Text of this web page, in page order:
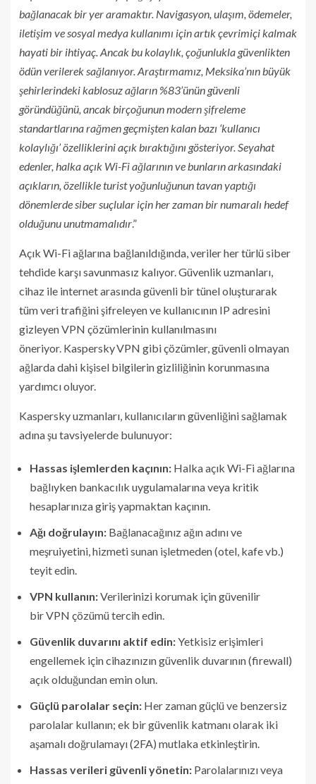
bağlanacak bir yer aramaktır. Navigasyon, ulaşım, ödemeler,
iletişim ve sosyal medya kullanımı için artık çevrimiçi kalmak
hayati bir ihtiyaç. Ancak bu kolaylık, çoğunlukla güvenlikten
ödün verilerek sağlanıyor. Araştırmamız, Meksika’nın büyük
şehirlerindeki kablosuz ağların %83’ünün güvenli
göründüğünü, ancak birçoğunun modern şifreleme
standartlarına rağmen geçmişten kalan bazı ‘kullanıcı
kolaylığı’ özelliklerini açık bıraktığını gösteriyor. Seyahat
edenler, halka açık Wi-Fi ağlarının ve bunların arkasındaki
açıkların, özellikle turist yoğunluğunun tavan yaptığı
dönemlerde siber suçlular için her zaman bir numaralı hedef
olduğunu unutmamalıdır.”
Açık Wi-Fi ağlarına bağlanıldığında, veriler her türlü siber
tehdide karşı savunmasız kalıyor. Güvenlik uzmanları,
cihaz ile internet arasında güvenli bir tünel oluşturarak
tüm veri trafiğini şifreleyen ve kullanıcının IP adresini
gizleyen VPN çözümlerinin kullanılmasını
öneriyor. Kaspersky VPN gibi çözümler, güvenli olmayan
ağlarda dahi kişisel bilgilerin gizliliğinin korunmasına
yardımcı oluyor.
Kaspersky uzmanları, kullanıcıların güvenliğini sağlamak
adına şu tavsiyelerde bulunuyor:
Hassas işlemlerden kaçının: Halka açık Wi-Fi ağlarına
bağlıyken bankacılık uygulamalarına veya kritik
hesaplarınıza giriş yapmaktan kaçının.
Ağı doğrulayın: Bağlanacağınız ağın adını ve
meşruiyetini, hizmeti sunan işletmeden (otel, kafe vb.)
teyit edin.
VPN kullanın:Verilerinizi korumak için güvenilir
bir VPN çözümü tercih edin.
Güvenlik duvarını aktif edin:Yetkisiz erişimleri
engellemek için cihazınızın güvenlik duvarının (firewall)
açık olduğundan emin olun.
Güçlü parolalar seçin: Her zaman güçlü ve benzersiz
parolalar kullanın; ek bir güvenlik katmanı olarak iki
aşamalı doğrulamayı (2FA) mutlaka etkinleştirin.
Hassas verileri güvenli yönetin: Parolalarınızı veya